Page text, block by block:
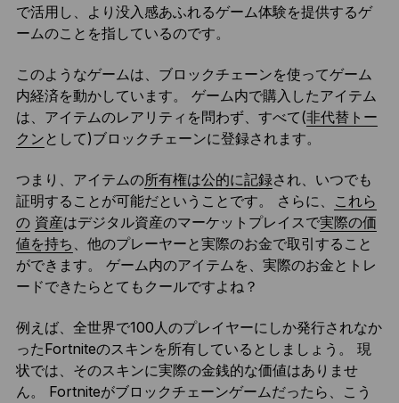
で活用し、より没入感あふれるゲーム体験を提供するゲ
ームのことを指しているのです。
このようなゲームは、ブロックチェーンを使ってゲーム
内経済を動かしています。 ゲーム内で購入したアイテム
は、アイテムのレアリティを問わず、すべて(非代替トー
クン として)ブロックチェーンに登録されます。
つまり、アイテムの所有権は公的に記録され、いつでも
証明することが可能だということです。 さらに、
これら
の 資産はデジタル資産のマーケットプレイスで実際の価
値を持ち 、他のプレーヤーと実際のお金で取引すること
ができます。 ゲーム内のアイテムを、実際のお金とトレ
ードできたらとてもクールですよね？
例えば、全世界で100人のプレイヤーにしか発行されなか
ったFortniteのスキンを所有しているとしましょう。 現
状では、そのスキンに実際の金銭的な価値はありませ
ん。 Fortniteがブロックチェーンゲームだったら、こう